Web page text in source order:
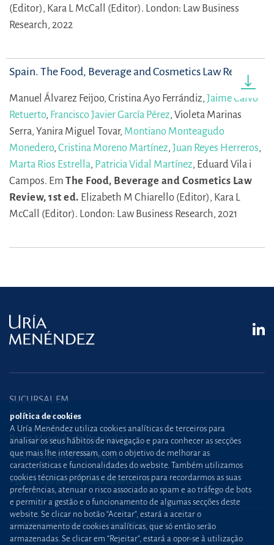
(Editor), Kara L McCall (Editor). London: Law Business
Research, 2022
Spain. The Food, Beverage and Cosmetics Law Review
Manuel Álvarez Feijoo, Cristina Ayo Ferrándiz, Jaime Calvo
Retuerto, Francisco Javier García Pérez, Violeta Marinas
Serra, Yanira Miguel Tovar, Montiano Monteagudo
Monedero, Cristina Moreno Martínez, Juan Reyes Herreros,
Marta Rios Estrella, Patricia Vidal Martínez, Eduard Vila i
Campos. Em The Food, Beverage and Cosmetics Law
Review, 1st ed. Elizabeth M Chiarello (Editor), Kara L
McCall (Editor). London: Law Business Research, 2021
SUCURSAL EM
PORTUGAL
Praça Marquês de Pombal,12
1250-162 Lisboa (Portugal)
+351 21 030 86 00 lisboa@uria.com
Uría Menéndez Abogados, S.L.P. | NIPC PT980226511
política de cookies
A Uría Menéndez utiliza cookies analíticas de terceiros para
analisar os seus hábitos de navegação e para conhecer as secções
que mais lhe interessam, com o objetivo de melhorar as
características e funcionalidades do website. Também utilizamos
cookies técnicas próprias e de terceiros para recordarmos as suas
preferências, atenuar o risco associado ao spam e ao tráfego de bots
e permitir a gestão e o funcionamento de algumas secções deste
website. Se clicar no botão “Aceitar”, estará a aceitar o
armazenamento de cookies analíticas, que só então serão
armazenadas. Se clicar em “Rejeitar”, estará a opor-se à utilização